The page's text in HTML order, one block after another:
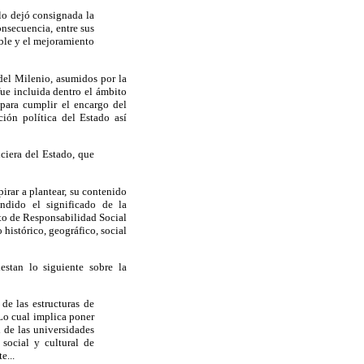
dejó consignada la
entre sus
y el mejoramiento
Milenio, asumidos por la
incluida dentro el ámbito
cumplir el encargo del
política del Estado así
del Estado, que
a plantear, su contenido
el significado de la
de Responsabilidad Social
histórico, geográfico, social
lo siguiente sobre la
las estructuras de
cual implica poner
las universidades
social y cultural de